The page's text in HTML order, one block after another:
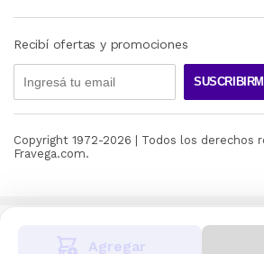
Agregar
Recibí ofertas y promociones
Copyright 1972-2026 | Todos los derechos
Fravega.com.